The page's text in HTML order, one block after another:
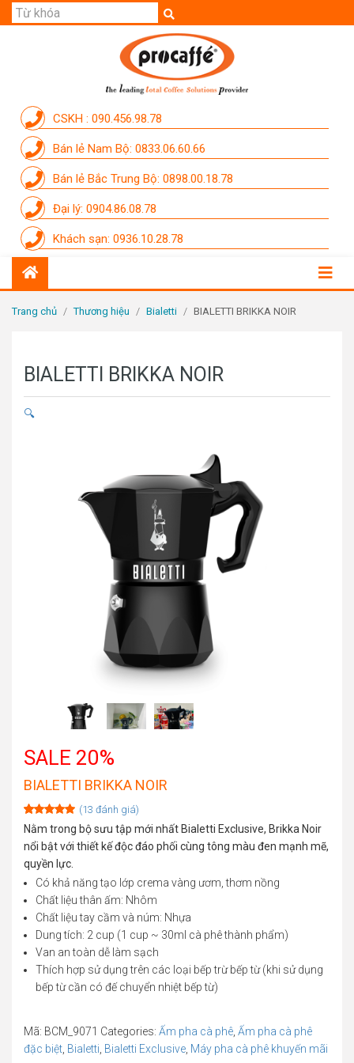
CSKH : 090.456.98.78
Bán lẻ Nam Bộ: 0833.06.60.66
Bán lẻ Bắc Trung Bộ: 0898.00.18.78
Đại lý: 0904.86.08.78
Khách sạn: 0936.10.28.78
DỊCH VỤ
CẨM NANG
THÀNH VIÊN PROCAFFE
KHUYẾN MÃI
SỰ KIỆN THƯƠNG HIỆU
LIÊN HỆ
Trang chủ / Thương hiệu / Bialetti / BIALETTI BRIKKA NOIR
BIALETTI BRIKKA NOIR
🔍
SALE 20%
BIALETTI BRIKKA NOIR
Rated5.00
based on
13
customer
ratings
(13 đánh giá)
Nằm trong bộ sưu tập mới nhất Bialetti Exclusive, Brikka Noir
nổi bật với thiết kế độc đáo phối cùng tông màu đen mạnh mẽ,
quyền lực.
Có khả năng tạo lớp crema vàng ươm, thơm nồng
Chất liệu thân ấm: Nhôm
Chất liệu tay cầm và núm: Nhựa
Dung tích: 2 cup (1 cup ~ 30ml cà phê thành phẩm)
Van an toàn dễ làm sạch
Thích hợp sử dụng trên các loại bếp trừ bếp từ (khi sử dụng
bếp từ cần có đế chuyển nhiệt bếp từ)
Mã: BCM_9071 Categories: Ấm pha cà phê, Ấm pha cà phê
đặc biệt, Bialetti, Bialetti Exclusive, Máy pha cà phê khuyến mãi